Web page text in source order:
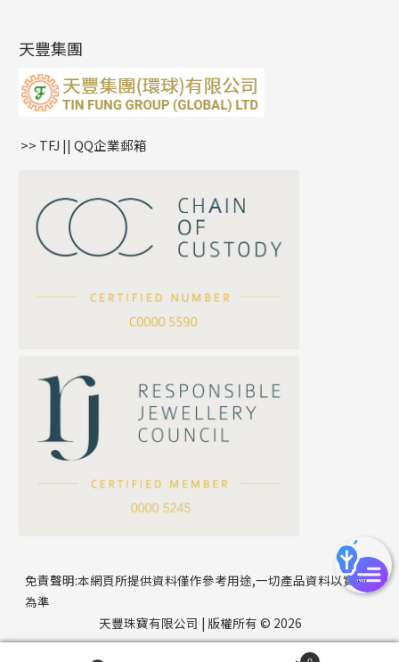
公司名稱
聯絡電話
雙十字鏈系列
水波鏈系列
蛇骨鏈系列
鏈尾系列
嘴唇鏈系列
S車花鏈系列
珍珠鏈系列
坦克鏈系列
滿天星鏈系列
方假繩鏈系列
耳環扣系列
耳綫/耳鈎系列
耳環爪頭
耳環
字母吊墜
相盒吊墜
項鏈吊墜
生肖吊墜
星座吊墜
珠扣
最新產品資訊
天豐集團
>> TFJ || QQ企業郵箱
免責聲明:本網頁所提供資料僅作參考用途,一切產品資料以實物
為準
天豐珠寶有限公司 | 版權所有 © 2026